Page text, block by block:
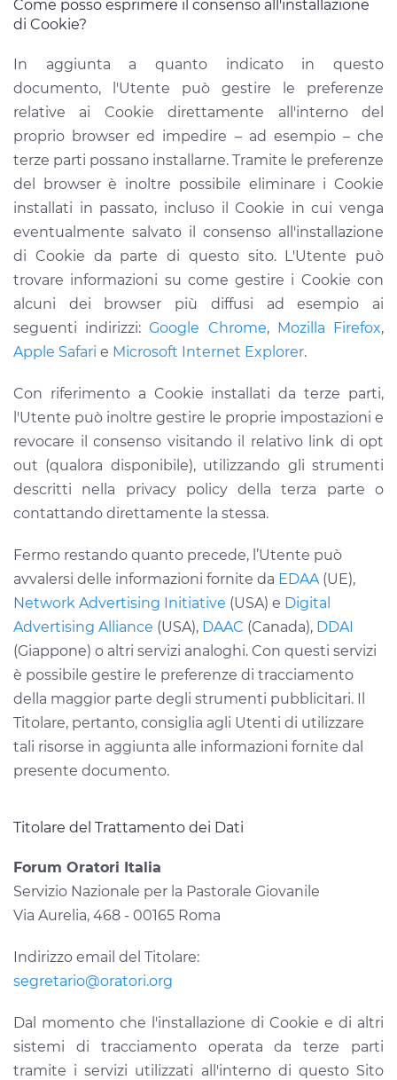
Come posso esprimere il consenso all'installazione
di Cookie?
In aggiunta a quanto indicato in questo
documento, l'Utente può gestire le preferenze
relative ai Cookie direttamente all'interno del
proprio browser ed impedire – ad esempio – che
terze parti possano installarne. Tramite le preferenze
del browser è inoltre possibile eliminare i Cookie
installati in passato, incluso il Cookie in cui venga
eventualmente salvato il consenso all'installazione
di Cookie da parte di questo sito. L'Utente può
trovare informazioni su come gestire i Cookie con
alcuni dei browser più diffusi ad esempio ai
seguenti indirizzi:Google Chrome, Mozilla Firefox,
Apple Safari e Microsoft Internet Explorer.
Con riferimento a Cookie installati da terze parti,
l'Utente può inoltre gestire le proprie impostazioni e
revocare il consenso visitando il relativo link di opt
out (qualora disponibile), utilizzando gli strumenti
descritti nella privacy policy della terza parte o
contattando direttamente la stessa.
Fermo restando quanto precede, l’Utente può
avvalersi delle informazioni fornite da EDAA (UE),
Network Advertising Initiative (USA) e Digital
Advertising Alliance (USA), DAAC (Canada), DDAI
(Giappone) o altri servizi analoghi. Con questi servizi
è possibile gestire le preferenze di tracciamento
della maggior parte degli strumenti pubblicitari. Il
Titolare, pertanto, consiglia agli Utenti di utilizzare
tali risorse in aggiunta alle informazioni fornite dal
presente documento.
Titolare del Trattamento dei Dati
Forum Oratori Italia
Servizio Nazionale per la Pastorale Giovanile
Via Aurelia, 468 - 00165 Roma
Indirizzo email del Titolare:
segretario@oratori.org
Dal momento che l'installazione di Cookie e di altri
sistemi di tracciamento operata da terze parti
tramite i servizi utilizzati all'interno di questo Sito